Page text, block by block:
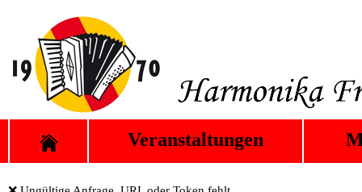
Veranstaltungen